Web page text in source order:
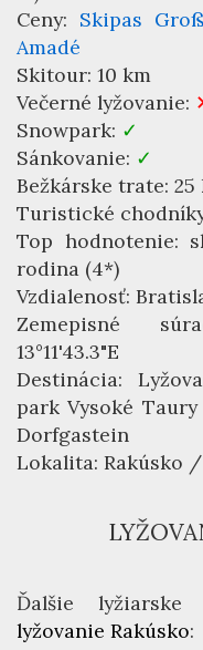
Ceny: Skipas
Amadé
Skitour: 10 km
Večerné lyžovanie:
Snowpark: ✓
Sánkovanie: ✓
Bežkárske trate: 25
Turistické
Top hodnotenie:
rodina (4*)
Vzdialenosť:
Zemepisné
13°11'43.3"E
Destinácia:
park Vysoké
Dorfgastein
Lokalita: Rakúsko /
Ďalšie
lyžovanie Rakúsko: